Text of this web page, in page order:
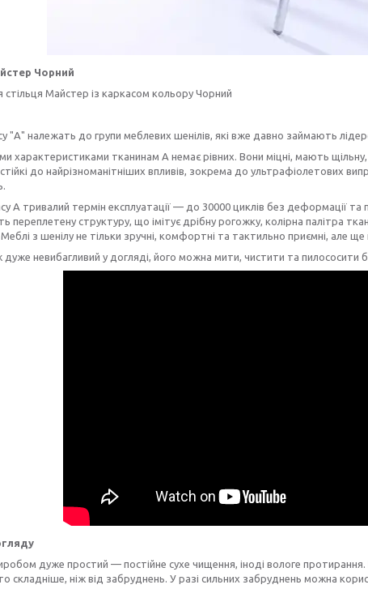
Чорний
стільця Майстер із каркасом кольору Чорний
"А" належать до групи меблевих шенілів, які вже давно займають
характеристиками тканинам А немає рівних. Вони міцні, мають
до найрізноманітніших впливів, зокрема до ультрафіолетових
А тривалий термін експлуатації — до 30000 циклів без деформації
переплетену структуру, що імітує дрібну рогожку, колірна палітра
з шенілу не тільки зручні, комфортні та тактильно приємні, але ще
невибагливий у догляді, його можна мити, чистити та пилососити
дуже простий — постійне сухе чищення, іноді вологе
складніше, ніж від забруднень. У разі сильних забруднень можна